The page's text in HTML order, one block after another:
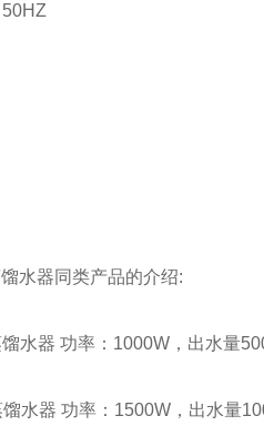
器同类产品的介绍:
器 功率：1000W，出水量
器 功率：1500W，出水量